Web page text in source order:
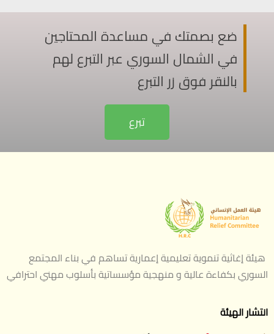
ضع بصمتك في مساعدة المحتاجين
في الشمال السوري عبر التبرع لهم
بالنقر فوق زر التبرع
تبرع
هيئة إغاثية تنموية تعليمية إعمارية تساهم في بناء المجتمع
السوري بكفاءة عالية و منهجية مؤسساتية بأسلوب مهني احترافي
انتشار الهيئة